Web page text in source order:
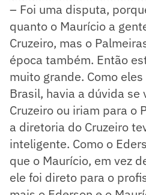
– Foi uma disputa,
quanto o Maurício a
Cruzeiro, mas o
época também. Então
muito grande. Como
Brasil, havia a dúvida se
Cruzeiro ou iriam para o
a diretoria do Cruzeiro
inteligente. Como o
que o Maurício, em vez
ele foi direto para o